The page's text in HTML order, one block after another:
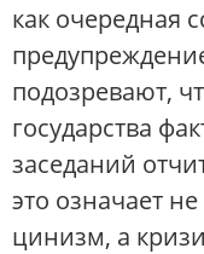
как очередная
подозревают,
государства
заседаний
это означает
цинизм, а